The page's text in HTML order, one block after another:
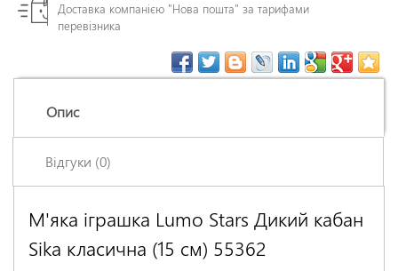
Доставка компанією "Нова пошта" за тарифами
перевізника
Опис
Відгуки (0)
М'яка іграшка Lumo Stars Дикий кабан
Sika класична (15 см) 55362
Залишіть відгук про цей товар першими
*
Ім'я